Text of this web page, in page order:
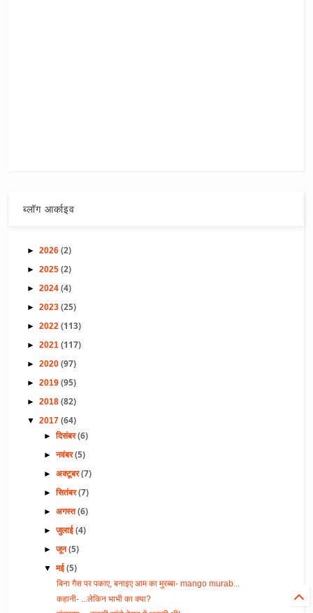
ब्लॉग आर्काइव
►2026(2)
►2025(2)
►2024(4)
►2023(25)
►2022(113)
►2021(117)
►2020(97)
►2019(95)
►2018(82)
▼2017(64)
►दिसंबर(6)
►नवंबर(5)
►अक्टूबर(7)
►सितंबर(7)
►अगस्त(6)
►जुलाई(4)
►जून(5)
▼मई(5)
बिना गैस पर पकाए, बनाइए आम का मुरब्बा- mango murab...
कहानी- ...लेकिन भाभी का क्या?